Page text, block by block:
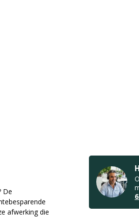
De
afwerking die